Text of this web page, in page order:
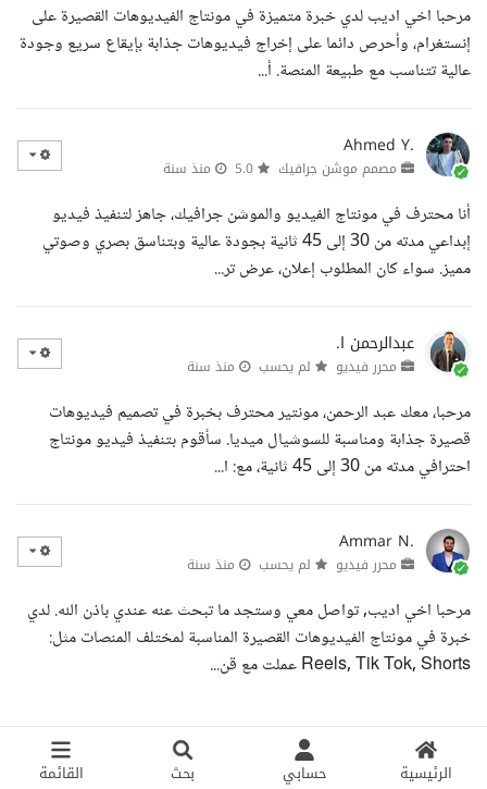
الرئيسية حسابي بحث القائمة
مرحبا اخي اديب لدي خبرة متميزة في مونتاج الفيديوهات القصيرة على
إنستغرام، وأحرص دائما على إخراج فيديوهات جذابة بإيقاع سريع وجودة
عالية تتناسب مع طبيعة المنصة. أ...
Ahmed Y.
مصمم موشن جرافيك منذ سنة
أنا محترف في مونتاج الفيديو والموشن جرافيك، جاهز لتنفيذ فيديو
إبداعي مدته من 30 إلى 45 ثانية بجودة عالية وبتناسق بصري وصوتي
مميز. سواء كان المطلوب إعلان، عرض تر...
عبدالرحمن ا.
محرر فيديو لم يحسب منذ سنة
مرحبا، معك عبد الرحمن، مونتير محترف بخبرة في تصميم فيديوهات
قصيرة جذابة ومناسبة للسوشيال ميديا. سأقوم بتنفيذ فيديو مونتاج
احترافي مدته من 30 إلى 45 ثانية، مع: ا...
Ammar N.
محرر فيديو لم يحسب منذ سنة
مرحبا اخي اديب, تواصل معي وستجد ما تبحث عنه عندي باذن الله. لدي
خبرة في مونتاج الفيديوهات القصيرة المناسبة لمختلف المنصات مثل:
Reels, Tik Tok, Shorts عملت مع قن...